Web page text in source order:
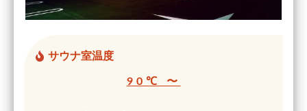
サウナ室温度
90℃ 〜